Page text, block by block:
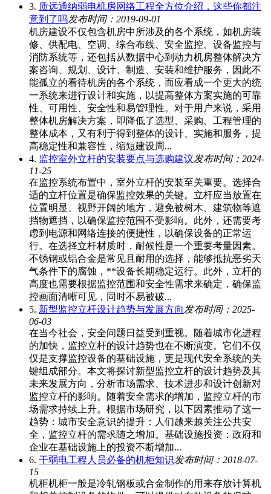
3. 质远通纳弱电机房网络工程全方位介绍，这些你都注
意到了吗发布时间：2019-09-01
机房建设不仅包含机房中所涉及的各个系统，如机房装
修、供配电、空调、综合布线、安全监控、设备监控与
消防系统等，还包括从数据中心到动力机房整体解决方
案咨询、规划、设计、制造、安装和维护服务，因此不
能孤立的看待机房的各个系统，而应看成一个更大的统
一系统来进行设计和实施，以提高整体方案实施的可靠
性、可用性、安全性和易管理性。对于用户来说，采用
整体机房解决方案，即降低了选型、采购、工程管理的
整体成本，又有利于得到整体的设计、实施和服务，提
高稳定性和兼容性，缩短建设周...
4. 监控室外立杆的安装要点与选购建议发布时间：2024-
11-25
在监控系统布置中，室外立杆的安装至关重要。选择合
适的立杆位置是确保监控效果的关键。立杆应当放置在
位置明显、视野开阔的地方，避免被树木、建筑物等遮
挡物遮挡，以确保监控范围不受影响。此外，还需要考
虑到电源和网络连接的便捷性，以确保设备的正常运
行。在选择立杆材质时，耐候性是一个重要考量因素。
不锈钢或铝合金是常见且耐用的选择，能够抵抗恶劣天
气条件下的腐蚀，**设备长期稳定运行。此外，立杆的
高度也需要根据监控范围和安全性需求来确定，确保监
控画面清晰可见，同时不易被破...
5. 新型监控立杆设计趋势与发展方向发布时间：2025-
06-03
在当今社会，安全问题日益受到重视。随着城市化进程
的加快，监控立杆的设计趋势也在不断演变。它们不仅
仅是支撑监控设备的基础设施，更是现代安全系统的关
键组成部分。本文将探讨新型监控立杆的设计趋势及其
未来发展方向，分析市场需求、技术进步和设计创新对
监控立杆的影响。随着安全需求的增加，监控立杆的市
场需求持续上升。根据市场研究，以下因素推动了这一
趋势：城市安全意识的提升：人们越来越关注公共安
全，监控立杆的需求随之增加。基础设施投资：政府和
企业在基础设施上的投资不断增加...
6. 干弱电工程人员必备的机柜知识发布时间：2018-07-
15
机柜机柜一般是冷轧钢板或合金制作的用来存放计算机